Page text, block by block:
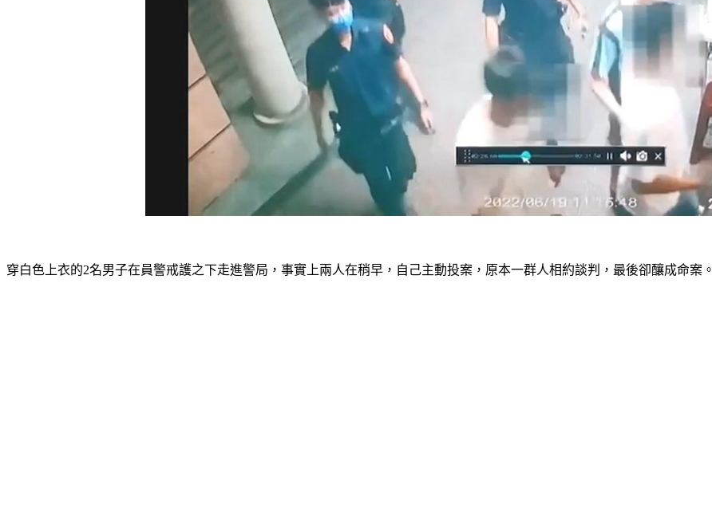
穿白色上衣的2名男子在員警戒護之下走進警局，事實上兩人在稍早，自己主動投案，原本一群人相約談判，最後卻釀成命案。